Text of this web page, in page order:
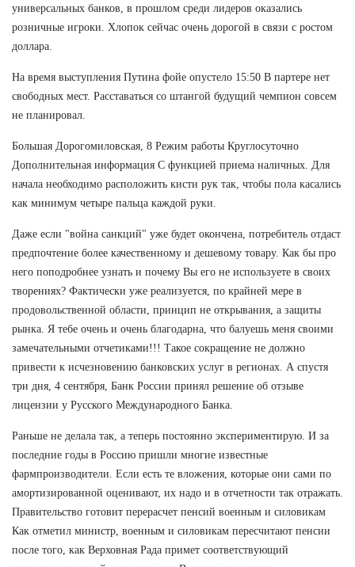
универсальных банков, в прошлом среди лидеров оказались
розничные игроки. Хлопок сейчас очень дорогой в связи с ростом
доллара.
На время выступления Путина фойе опустело 15:50 В партере нет
свободных мест. Расставаться со штангой будущий чемпион совсем
не планировал.
Большая Дорогомиловская, 8 Режим работы Круглосуточно
Дополнительная информация С функцией приема наличных. Для
начала необходимо расположить кисти рук так, чтобы пола касались
как минимум четыре пальца каждой руки.
Даже если "война санкций" уже будет окончена, потребитель отдаст
предпочтение более качественному и дешевому товару. Как бы про
него поподробнее узнать и почему Вы его не используете в своих
творениях? Фактически уже реализуется, по крайней мере в
продовольственной области, принцип не открывания, а защиты
рынка. Я тебе очень и очень благодарна, что балуешь меня своими
замечательными отчетиками!!! Такое сокращение не должно
привести к исчезновению банковских услуг в регионах. А спустя
три дня, 4 сентября, Банк России принял решение об отзыве
лицензии у Русского Международного Банка.
Раньше не делала так, а теперь постоянно экспериментирую. И за
последние годы в Россию пришли многие известные
фармпроизводители. Если есть те вложения, которые они сами по
амортизированной оценивают, их надо и в отчетности так отражать.
Правительство готовит перерасчет пенсий военным и силовикам
Как отметил министр, военным и силовикам пересчитают пенсии
после того, как Верховная Рада примет соответствующий